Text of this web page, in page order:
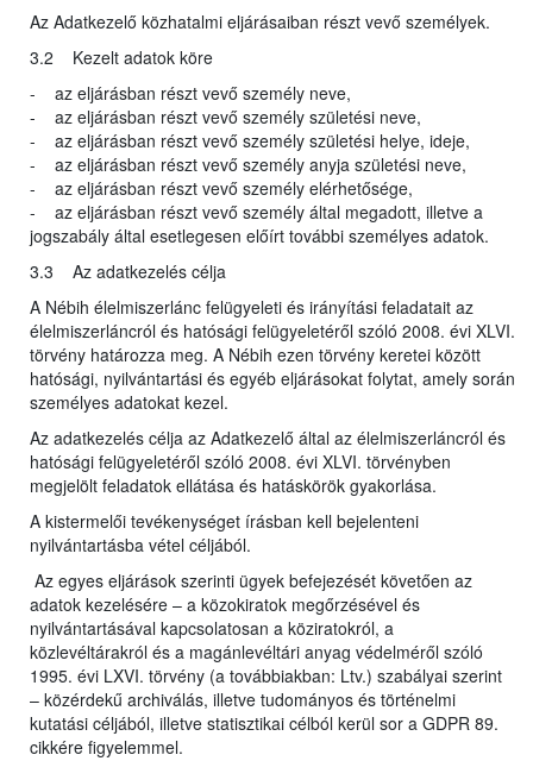
Az Adatkezelő közhatalmi eljárásaiban részt vevő személyek.
3.2 Kezelt adatok köre
- az eljárásban részt vevő személy neve,
- az eljárásban részt vevő személy születési neve,
- az eljárásban részt vevő személy születési helye, ideje,
- az eljárásban részt vevő személy anyja születési neve,
- az eljárásban részt vevő személy elérhetősége,
- az eljárásban részt vevő személy által megadott, illetve a
jogszabály által esetlegesen előírt további személyes adatok.
3.3 Az adatkezelés célja
A Nébih élelmiszerlánc felügyeleti és irányítási feladatait az
élelmiszerláncról és hatósági felügyeletéről szóló 2008. évi XLVI.
törvény határozza meg. A Nébih ezen törvény keretei között
hatósági, nyilvántartási és egyéb eljárásokat folytat, amely során
személyes adatokat kezel.
Az adatkezelés célja az Adatkezelő által az élelmiszerláncról és
hatósági felügyeletéről szóló 2008. évi XLVI. törvényben
megjelölt feladatok ellátása és hatáskörök gyakorlása.
A kistermelői tevékenységet írásban kell bejelenteni
nyilvántartásba vétel céljából.
Az egyes eljárások szerinti ügyek befejezését követően az
adatok kezelésére – a közokiratok megőrzésével és
nyilvántartásával kapcsolatosan a köziratokról, a
közlevéltárakról és a magánlevéltári anyag védelméről szóló
1995. évi LXVI. törvény (a továbbiakban: Ltv.) szabályai szerint
– közérdekű archiválás, illetve tudományos és történelmi
kutatási céljából, illetve statisztikai célból kerül sor a GDPR 89.
cikkére figyelemmel.